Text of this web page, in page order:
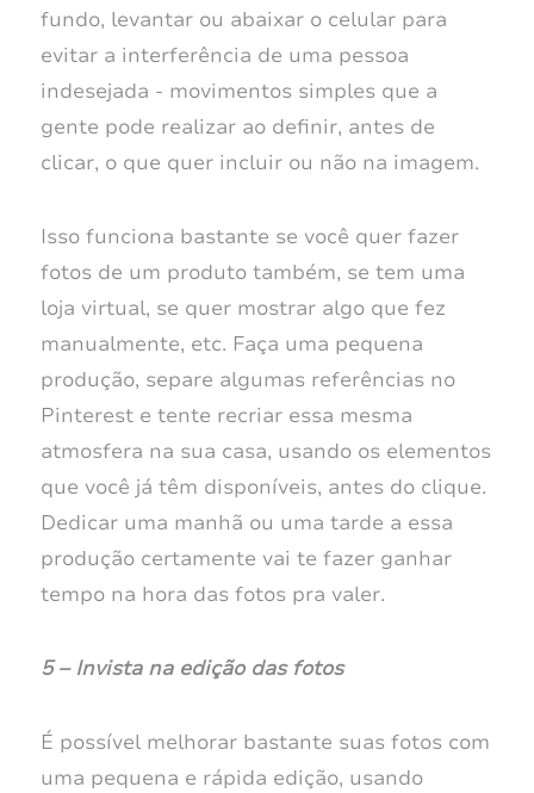
fundo, levantar ou abaixar o celular para
evitar a interferência de uma pessoa
indesejada - movimentos simples que a
gente pode realizar ao definir, antes de
clicar, o que quer incluir ou não na imagem.
Isso funciona bastante se você quer fazer
fotos de um produto também, se tem uma
loja virtual, se quer mostrar algo que fez
manualmente, etc. Faça uma pequena
produção, separe algumas referências no
Pinterest e tente recriar essa mesma
atmosfera na sua casa, usando os elementos
que você já têm disponíveis, antes do clique.
Dedicar uma manhã ou uma tarde a essa
produção certamente vai te fazer ganhar
tempo na hora das fotos pra valer.
5 – Invista na edição das fotos
É possível melhorar bastante suas fotos com
uma pequena e rápida edição, usando